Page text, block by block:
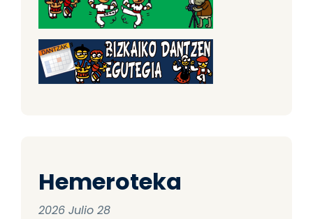
Hemeroteka
2026 Julio 28